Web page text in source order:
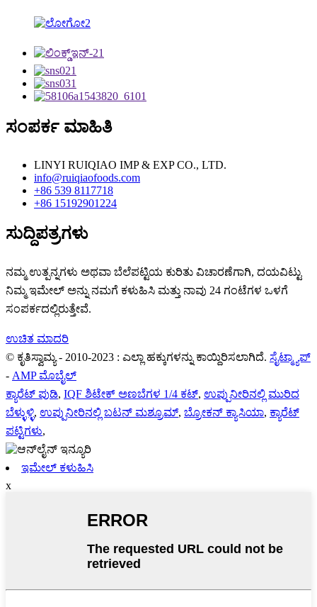
ಸಂಪರ್ಕ ಮಾಹಿತಿ
LINYI RUIQIAO IMP & EXP CO., LTD.
info@ruiqiaofoods.com
+86 539 8117718
+86 15192901224
ಸುದ್ದಿಪತ್ರಗಳು
ನಮ್ಮ ಉತ್ಪನ್ನಗಳು ಅಥವಾ ಬೆಲೆಪಟ್ಟಿಯ ಕುರಿತು ವಿಚಾರಣೆಗಾಗಿ, ದಯವಿಟ್ಟು
ನಿಮ್ಮ ಇಮೇಲ್ ಅನ್ನು ನಮಗೆ ಕಳುಹಿಸಿ ಮತ್ತು ನಾವು 24 ಗಂಟೆಗಳ ಒಳಗೆ
ಸಂಪರ್ಕದಲ್ಲಿರುತ್ತೇವೆ.
ಉಚಿತ ಮಾದರಿ
© ಕೃತಿಸ್ವಾಮ್ಯ - 2010-2023 : ಎಲ್ಲಾ ಹಕ್ಕುಗಳನ್ನು ಕಾಯ್ದಿರಿಸಲಾಗಿದೆ. ಸೈಟ್ಮ್ಯಾಪ್
- AMP ಮೊಬೈಲ್
ಕ್ಯಾರೆಟ್ ಪುಡಿ, IQF ಶಿಟೇಕ್ ಅಣಬೆಗಳ 1/4 ಕಟ್, ಉಪ್ಪುನೀರಿನಲ್ಲಿ ಮುರಿದ
ಬೆಳ್ಳುಳ್ಳಿ, ಉಪ್ಪುನೀರಿನಲ್ಲಿ ಬಟನ್ ಮಶ್ರೂಮ್, ಬ್ರೋಕನ್ ಕ್ಯಾಸಿಯಾ, ಕ್ಯಾರೆಟ್
ಪಟ್ಟಿಗಳು,
ಇಮೇಲ್ ಕಳುಹಿಸಿ
x